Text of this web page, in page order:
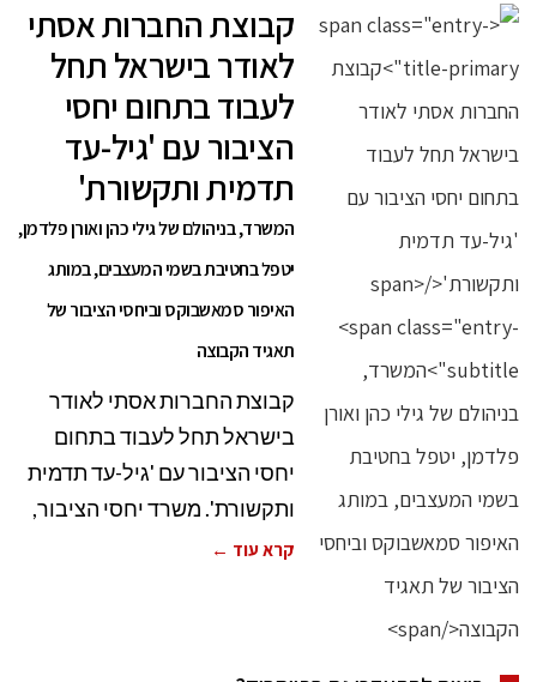
קבוצת החברות אסתי
לאודר בישראל תחל
לעבוד בתחום יחסי
הציבור עם 'גיל-עד
תדמית ותקשורת'
המשרד, בניהולם של גילי כהן ואורן פלדמן,
יטפל בחטיבת בשמי המעצבים, במותג
האיפור סמאשבוקס וביחסי הציבור של
תאגיד הקבוצה
קבוצת החברות אסתי לאודר
בישראל תחל לעבוד בתחום
יחסי הציבור עם 'גיל-עד תדמית
ותקשורת'. משרד יחסי הציבור,
קרא עוד ←